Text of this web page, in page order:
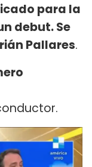
para la
debut. Se
Pallares.